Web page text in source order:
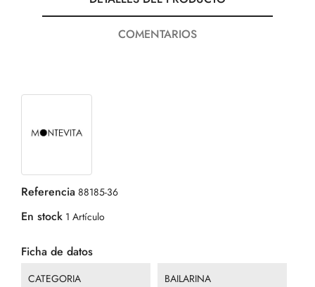
COMENTARIOS
Referencia 88185-36
En stock 1 Artículo
Ficha de datos
CATEGORIA BAILARINA